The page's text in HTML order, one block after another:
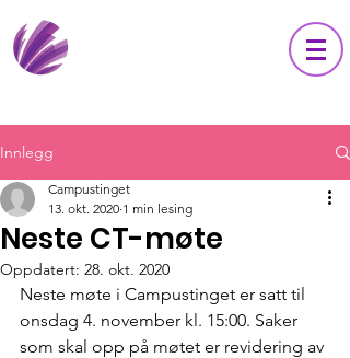
Innlegg
Neste CT-møte
Campustinget
13. okt. 2020 1 min lesing
Oppdatert: 28. okt. 2020
Neste møte i Campustinget er satt til
onsdag 4. november kl. 15:00. Saker
som skal opp på møtet er revidering av